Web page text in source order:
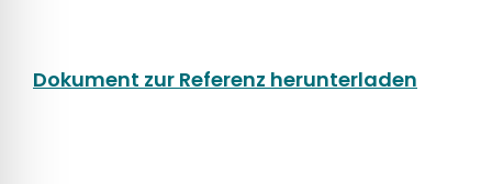
Dokument zur Referenz herunterladen